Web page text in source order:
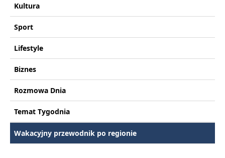
Kultura
Sport
Lifestyle
Biznes
Rozmowa Dnia
Temat Tygodnia
Wakacyjny przewodnik po regionie